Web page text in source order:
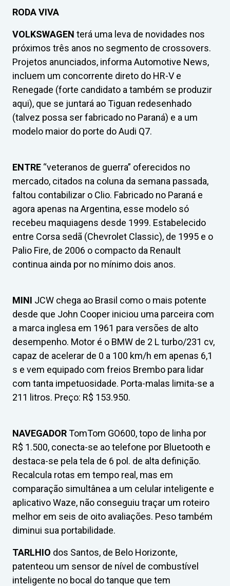
RODA VIVA
VOLKSWAGEN terá uma leva de novidades nos
próximos três anos no segmento de crossovers.
Projetos anunciados, informa Automotive News,
incluem um concorrente direto do HR-V e
Renegade (forte candidato a também se produzir
aqui), que se juntará ao Tiguan redesenhado
(talvez possa ser fabricado no Paraná) e a um
modelo maior do porte do Audi Q7.
ENTRE “veteranos de guerra” oferecidos no
mercado, citados na coluna da semana passada,
faltou contabilizar o Clio. Fabricado no Paraná e
agora apenas na Argentina, esse modelo só
recebeu maquiagens desde 1999. Estabelecido
entre Corsa sedã (Chevrolet Classic), de 1995 e o
Palio Fire, de 2006 o compacto da Renault
continua ainda por no mínimo dois anos.
MINI JCW chega ao Brasil como o mais potente
desde que John Cooper iniciou uma parceira com
a marca inglesa em 1961 para versões de alto
desempenho. Motor é o BMW de 2 L turbo/231 cv,
capaz de acelerar de 0 a 100 km/h em apenas 6,1
s e vem equipado com freios Brembo para lidar
com tanta impetuosidade. Porta-malas limita-se a
211 litros. Preço: R$ 153.950.
NAVEGADORTomTom GO600, topo de linha por
R$ 1.500, conecta-se ao telefone por Bluetooth e
destaca-se pela tela de 6 pol. de alta definição.
Recalcula rotas em tempo real, mas em
comparação simultânea a um celular inteligente e
aplicativo Waze, não conseguiu traçar um roteiro
melhor em seis de oito avaliações. Peso também
diminui sua portabilidade.
TARLHIO dos Santos, de Belo Horizonte,
patenteou um sensor de nível de combustível
inteligente no bocal do tanque que tem